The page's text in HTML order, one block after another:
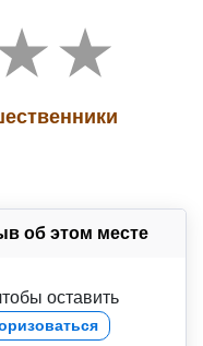
об этом месте
оставить